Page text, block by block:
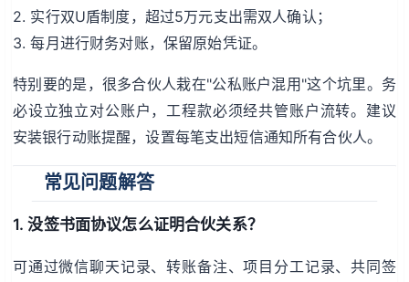
2. 实行双U盾制度，超过5万元支出需双人确认；
3. 每月进行财务对账，保留原始凭证。
特别要的是，很多合伙人栽在"公私账户混用"这个坑里。务
必设立独立对公账户，工程款必须经共管账户流转。建议
安装银行动账提醒，设置每笔支出短信通知所有合伙人。
常见问题解答
1. 没签书面协议怎么证明合伙关系？
可通过微信聊天记录、转账备注、项目分工记录、共同签